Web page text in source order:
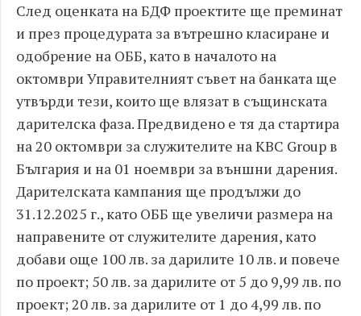
След оценката на БДФ проектите ще преминат
и през процедурата за вътрешно класиране и
одобрение на ОББ, като в началото на
октомври Управителният съвет на банката ще
утвърди тези, които ще влязат в същинската
дарителска фаза. Предвидено е тя да стартира
на 20 октомври за служителите на KBC Group в
България и на 01 ноември за външни дарения.
Дарителската кампания ще продължи до
31.12.2025 г., като ОББ ще увеличи размера на
направените от служителите дарения, като
добави още 100 лв. за дарилите 10 лв. и повече
по проект; 50 лв. за дарилите от 5 до 9,99 лв. по
проект; 20 лв. за дарилите от 1 до 4,99 лв. по